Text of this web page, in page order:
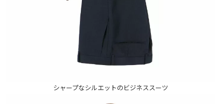
シャープなシルエットのビジネススーツ